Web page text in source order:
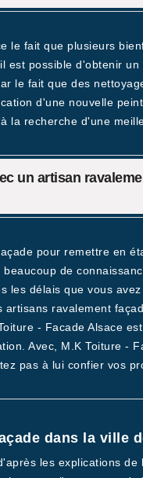
le fait que plusieurs
est possible d'obtenir
le fait que des
d'une nouvelle
la recherche d'une
un artisan
pour remettre en
de
les délais que vous
ravalement
- Facade Alsace
Avec, M.K Toiture -
pas à lui confier vos
dans la ville
les explications